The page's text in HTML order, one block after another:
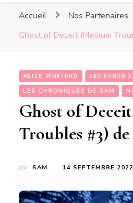
sirène
Accueil Nos Partenaires
Ghost of Deceit (Medium
ALICE WINTERS
LECTURES
LES CHRONIQUES DE SAM
Ghost of
Troubles #3)
par SAM 14 SEPTEMBRE 2022